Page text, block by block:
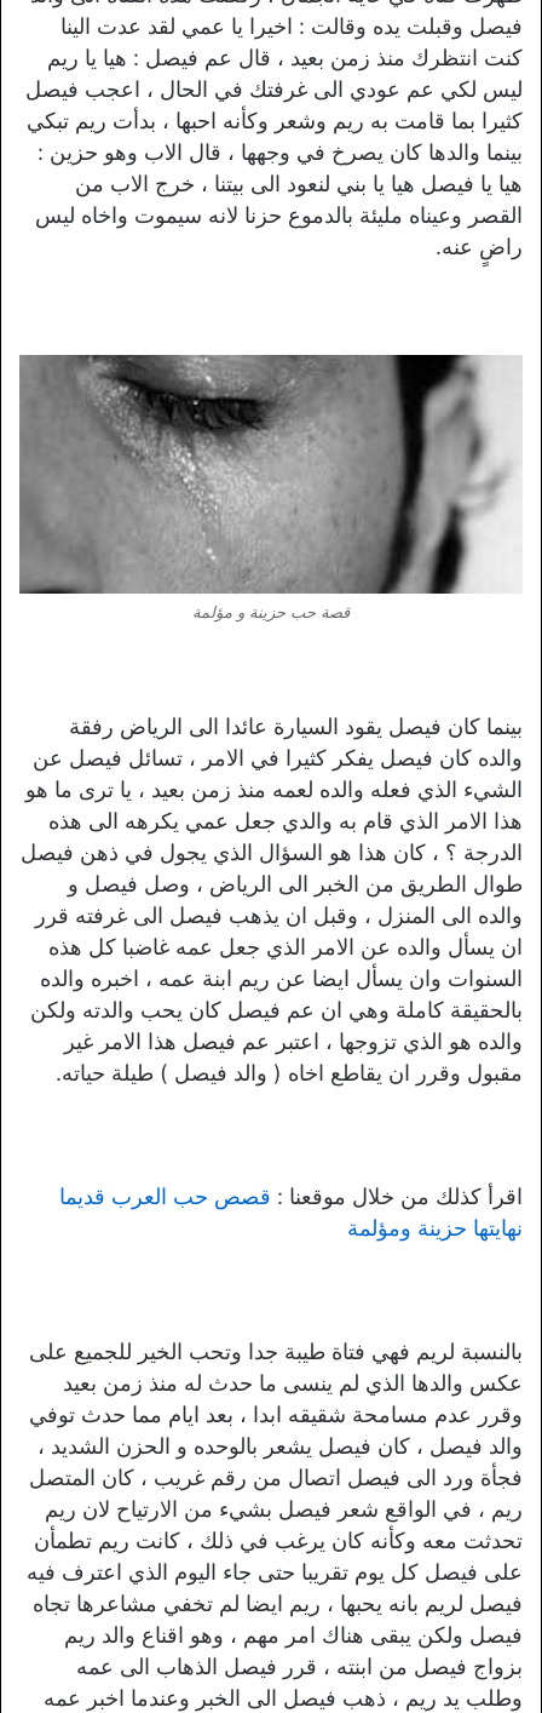
فيصل وقبلت يده وقالت : اخيرا يا عمي لقد عدت الينا
كنت انتظرك منذ زمن بعيد ، قال عم فيصل : هيا يا ريم
ليس لكي عم عودي الى غرفتك في الحال ، اعجب فيصل
كثيرا بما قامت به ريم وشعر وكأنه احبها ، بدأت ريم تبكي
بينما والدها كان يصرخ في وجهها ، قال الاب وهو حزين :
هيا يا فيصل هيا يا بني لنعود الى بيتنا ، خرج الاب من
القصر وعيناه مليئة بالدموع حزنا لانه سيموت واخاه ليس
راضٍ عنه.
قصة حب حزينة و مؤلمة
بينما كان فيصل يقود السيارة عائدا الى الرياض رفقة
والده كان فيصل يفكر كثيرا في الامر ، تسائل فيصل عن
الشيء الذي فعله والده لعمه منذ زمن بعيد ، يا ترى ما هو
هذا الامر الذي قام به والدي جعل عمي يكرهه الى هذه
الدرجة ؟ ، كان هذا هو السؤال الذي يجول في ذهن فيصل
طوال الطريق من الخبر الى الرياض ، وصل فيصل و
والده الى المنزل ، وقبل ان يذهب فيصل الى غرفته قرر
ان يسأل والده عن الامر الذي جعل عمه غاضبا كل هذه
السنوات وان يسأل ايضا عن ريم ابنة عمه ، اخبره والده
بالحقيقة كاملة وهي ان عم فيصل كان يحب والدته ولكن
والده هو الذي تزوجها ، اعتبر عم فيصل هذا الامر غير
مقبول وقرر ان يقاطع اخاه ( والد فيصل ) طيلة حياته.
اقرأ كذلك من خلال موقعنا : قصص حب العرب قديما
نهايتها حزينة ومؤلمة
بالنسبة لريم فهي فتاة طيبة جدا وتحب الخير للجميع على
عكس والدها الذي لم ينسى ما حدث له منذ زمن بعيد
وقرر عدم مسامحة شقيقه ابدا ، بعد ايام مما حدث توفي
والد فيصل ، كان فيصل يشعر بالوحده و الحزن الشديد ،
فجأة ورد الى فيصل اتصال من رقم غريب ، كان المتصل
ريم ، في الواقع شعر فيصل بشيء من الارتياح لان ريم
تحدثت معه وكأنه كان يرغب في ذلك ، كانت ريم تطمأن
على فيصل كل يوم تقريبا حتى جاء اليوم الذي اعترف فيه
فيصل لريم بانه يحبها ، ريم ايضا لم تخفي مشاعرها تجاه
فيصل ولكن يبقى هناك امر مهم ، وهو اقناع والد ريم
بزواج فيصل من ابنته ، قرر فيصل الذهاب الى عمه
وطلب يد ريم ، ذهب فيصل الى الخبر وعندما اخبر عمه